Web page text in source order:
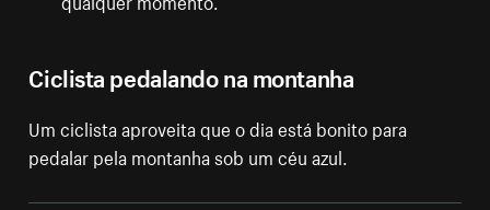
Ciclista pedalando na montanha
Um ciclista aproveita que o dia está bonito para
pedalar pela montanha sob um céu azul.